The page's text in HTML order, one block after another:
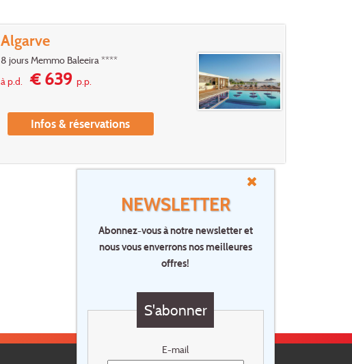
NEWSLETTER
Abonnez-vous à notre newsletter et
nous vous enverrons nos meilleures
offres!
S'abonner
E-mail
Algarve
8 jours Memmo Baleeira ****
à p.d.
€ 639 p.p.
Infos & réservations